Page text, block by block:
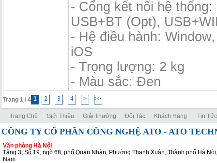
- Cổng kết nối hệ thống:
USB+BT (Opt),
- Hệ điều hành:
iOS
- Trọng lượng: 2 kg
- Màu sắc: Đen
Trang 1 / 4 1 2 3 4 > >>
Trang Chủ Giới Thiệu Giải Thưởng Đối Tác Khách Hàng Tin Tức
CÔNG TY CỔ PHẦN CÔNG NGHỆ ATO - ATO
Văn phòng Hà Nội
Tầng 3, Số 19, ngõ 68, phố Quan Nhân, Phường Thanh Xuân, Thành phố Hà
Nam